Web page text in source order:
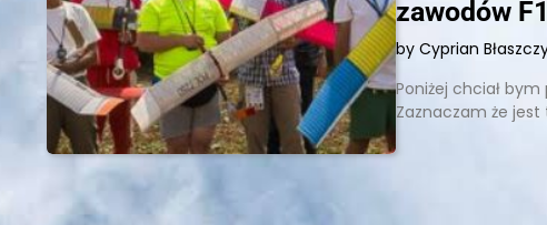
zawodów
by Cyprian
Poniżej chciał
Zaznaczam że jest